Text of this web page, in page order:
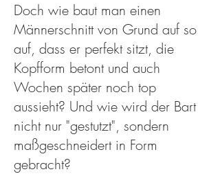
Doch wie baut man einen
Männerschnitt von Grund auf so
auf, dass er perfekt sitzt, die
Kopfform betont und auch
Wochen später noch top
aussieht? Und wie wird der Bart
nicht nur "gestutzt", sondern
maßgeschneidert in Form
gebracht?